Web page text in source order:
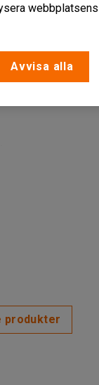
produkter
Avvisa alla